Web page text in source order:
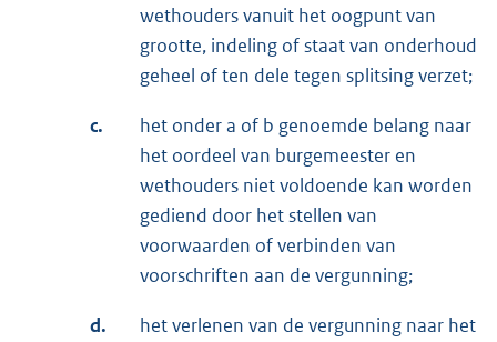
wethouders vanuit het oogpunt van
grootte, indeling of staat van onderhoud
geheel of ten dele tegen splitsing verzet;
c.
het onder a of b genoemde belang naar
het oordeel van burgemeester en
wethouders niet voldoende kan worden
gediend door het stellen van
voorwaarden of verbinden van
voorschriften aan de vergunning;
d.
het verlenen van de vergunning naar het